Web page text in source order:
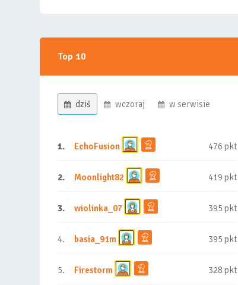
Top 10
dziś wczoraj w serwisie
1. EchoFusion 476 pkt
2. Moonlight82 419 pkt
3. wiolinka_07 395 pkt
4. basia_91m 395 pkt
5. Firestorm 328 pkt